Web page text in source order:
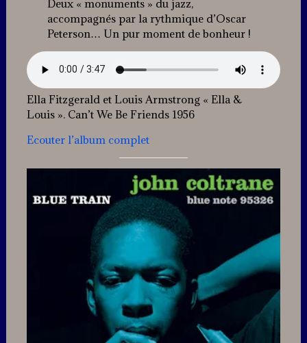
Deux « monuments » du jazz,
accompagnés par la rythmique d’Oscar
Peterson… Un pur moment de bonheur !
Ella Fitzgerald et Louis Armstrong « Ella &
Louis ». Can’t We Be Friends 1956
Ecouter l’album complet